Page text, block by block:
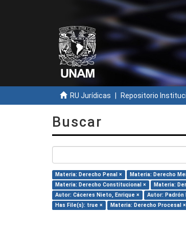
RU Jurídicas Repositorio
Buscar
Materia: Derecho Penal × Materia: Derecho
Materia: Derecho Constitucional ×
Materia:
Autor: Cáceres Nieto, Enrique ×
Autor: Padrón
Has File(s): true ×
Materia: Derecho Procesal ×